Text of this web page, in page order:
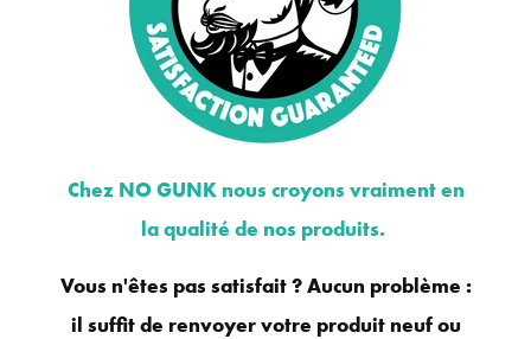
Chez NO GUNK nous croyons vraiment en
la qualité de nos produits.
Vous n'êtes pas satisfait ? Aucun problème :
il suffit de renvoyer votre produit neuf ou